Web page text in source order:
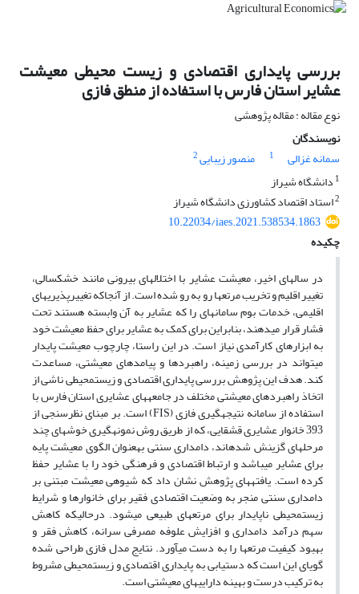
بررسی پایداری اقتصادی و زیست محیطی معیشت
عشایر استان فارس با استفاده از منطق فازی
نوع مقاله : مقاله پژوهشی
نویسندگان
سمانه غزالی
1 منصور زیبایی2
1 دانشگاه شیراز
2استاد اقتصاد کشاورزی دانشگاه شیراز
10.22034/iaes.2021.538534.1863
چکیده
در سال­های اخیر، معیشت عشایر با اختلال­های بیرونی مانند خشکسالی،
تغییر اقلیم و تخریب مرتع­ها رو به رو شده است. از آنجاکه تغییرپذیری­های
اقلیمی، خدمات بوم سامانه­ای را که عشایر به آن وابسته هستند تحت
فشار قرار می­دهند، بنابراین برای کمک به عشایر برای حفظ معیشت خود
به ابزارهای کارآمدی نیاز است. در این راستا، چارچوب معیشت پایدار
می­تواند در بررسی زمینه، راهبردها و پیامدهای معیشتی، مساعدت
کند. هدف این پژوهش بررسی پایداری اقتصادی و زیست­محیطی ناشی از
اتخاذ راهبردهای معیشتی مختلف در جامعه­های عشایری استان فارس با
استفاده از سامانه نتیجه­گیری فازی (FIS) است. بر مبنای نظرسنجی از
393 خانوار عشایری قشقایی، که از طریق روش نمونه­گیری خوشه­ای چند
مرحله­ای گزینش شده­اند، دامداری سنتی به­عنوان الگوی معیشت پایه
برای عشایر می­باشد و ارتباط اقتصادی و فرهنگی خود را با عشایر حفظ
کرده است. یافته­های پژوهش نشان داد که شیوه­ی معیشت مبتنی بر
دامداری سنتی منجر به وضعیت اقتصادی فقیر برای خانوارها و شرایط
زیست­محیطی ناپایدار برای مرتع­های طبیعی می­شود. درحالی­که کاهش
سهم درآمد دامداری و افزایش علوفه مصرفی سرانه، کاهش فقر و
بهبود کیفیت مرتع­ها را به دست می­آورد. نتایج مدل فازی طراحی شده
گویای این است که دستیابی به پایداری اقتصادی و زیست­محیطی مشروط
به ترکیب درست و بهینه دارایی­های معیشتی است.